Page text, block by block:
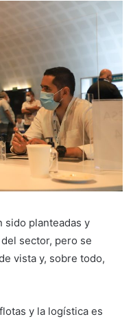
sido planteadas y
sector, pero se
vista y, sobre todo,
y la logística es